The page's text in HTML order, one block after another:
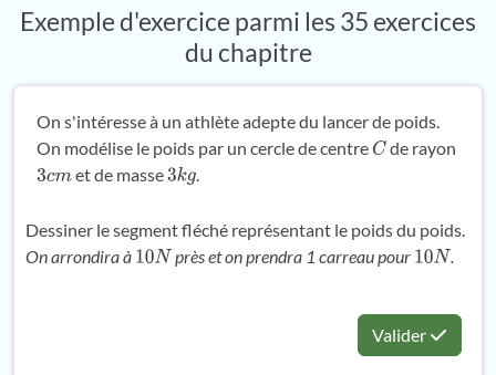
Exemple d'exercice parmi les 35 exercices
du chapitre
On s'intéresse à un athlète adepte du lancer de poids.
On modélise le poids par un cercle de centre C de rayon
3cm et de masse3kg
Dessiner le segment fléché représentant le poids du poids.
On arrondira à 10N près et on prendra 1 carreau pour 10N
Valider